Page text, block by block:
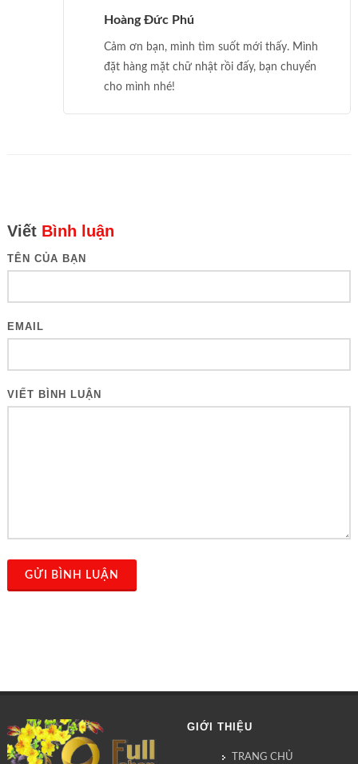
Hoàng Đức Phú
Cảm ơn bạn, mình tìm suốt mới thấy. Mình
đặt hàng mặt chữ nhật rồi đấy, bạn chuyển
cho mình nhé!
Viết Bình luận
TÊN CỦA BẠN
EMAIL
VIẾT BÌNH LUẬN
GỬI BÌNH LUẬN
GIỚI THIỆU
TRANG CHỦ